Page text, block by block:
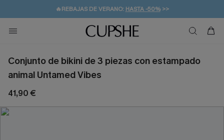
👒PROMOCIÓN DE VERANO:-10% EN 2 VESTIDOS
💌¡SUSCRIBIRSE & GANAR -10% EXTRA!
🚚ENVÍO GRATUITO A PARTIR DE 49 € >>
Conjunto de bikini de 3 piezas con estampado
animal Untamed Vibes
41,90 €